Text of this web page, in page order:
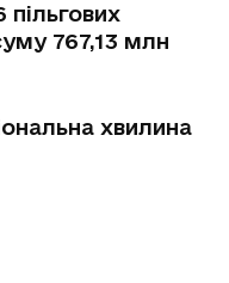
767,13 млн
хвилина